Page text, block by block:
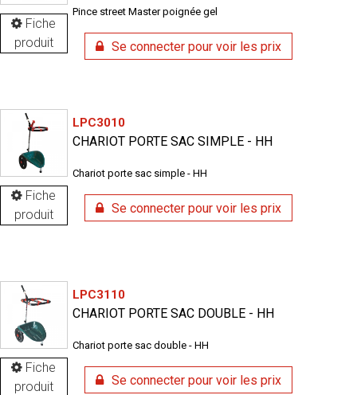
Fiche
produit
Pince street Master poignée gel
Se connecter pour voir les prix
Fiche
produit
LPC3010
CHARIOT PORTE SAC SIMPLE - HH
Chariot porte sac simple - HH
Se connecter pour voir les prix
Fiche
produit
LPC3110
CHARIOT PORTE SAC DOUBLE - HH
Chariot porte sac double - HH
Se connecter pour voir les prix